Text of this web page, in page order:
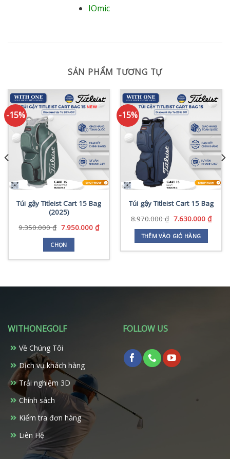
IOmic
SẢN PHẨM TƯƠNG TỰ
-15%
Túi gậy Titleist Cart 15 Bag
(2025)
9.350.000₫ Giá
là:
9.350.000 ₫.
7.950.000 ₫Giá
7.950.000 ₫.
CHỌN
có
Các
chọn
có
thể
được
chọn
trang
phẩm
-15%
Túi gậy Titleist Cart 15 Bag
8.970.000₫ Giá
là:
8.970.000 ₫.
7.630.000 ₫Giá
THÊM VÀO GIỎ HÀNG
₫.
WITHONEGOLF
Về Chúng Tôi
Dịch vụ khách hàng
Trải nghiệm 3D
Chính sách
Kiểm tra đơn hàng
Liên Hệ
FOLLOW US